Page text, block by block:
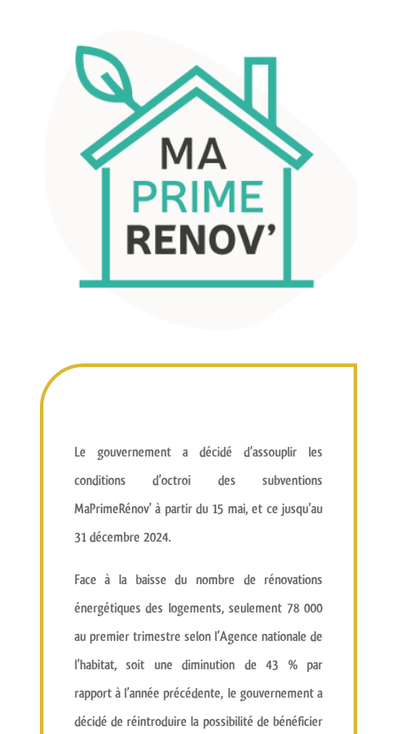
Le gouvernement a décidé d’assouplir les
conditions d’octroi des subventions
MaPrimeRénov’ à partir du 15 mai, et ce jusqu’au
31 décembre 2024.
Face à la baisse du nombre de rénovations
énergétiques des logements, seulement 78 000
au premier trimestre selon l’Agence nationale de
l’habitat, soit une diminution de 43 % par
rapport à l’année précédente, le gouvernement a
décidé de réintroduire la possibilité de bénéficier